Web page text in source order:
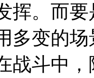
挥。而
多变的
战斗中